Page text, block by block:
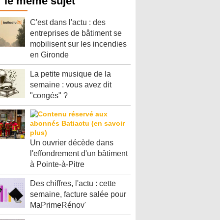
C'est dans l'actu : des
entreprises de bâtiment se
mobilisent sur les incendies
en Gironde
La petite musique de la
semaine : vous avez dit
"congés" ?
Un ouvrier décède dans
l'effondrement d'un bâtiment
à Pointe-à-Pitre
Des chiffres, l'actu : cette
semaine, facture salée pour
MaPrimeRénov'